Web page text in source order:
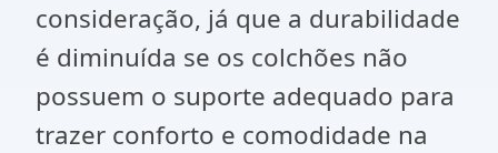
consideração, já que a durabilidade
é diminuída se os colchões não
possuem o suporte adequado para
trazer conforto e comodidade na